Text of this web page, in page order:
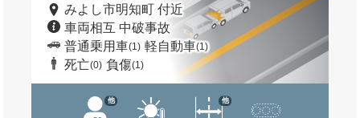
みよし市明知町 付近
車両相互 中破事故
普通乗用車(1) 軽自動車(1)
死亡(0) 負傷(1)
他 他